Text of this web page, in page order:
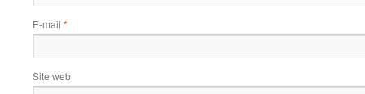
E-mail *
Site web